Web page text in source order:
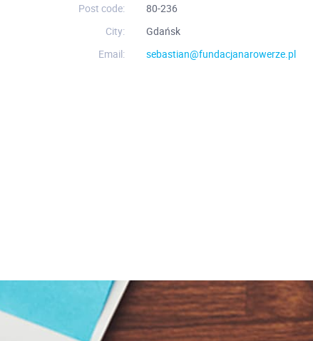
Post code:
80-236
City:
Gdańsk
Email:
sebastian@fundacjanarowerze.pl